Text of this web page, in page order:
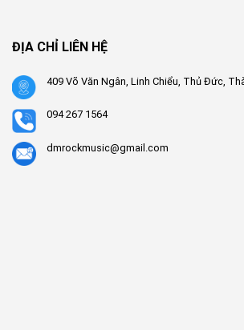
ĐỊA CHỈ LIÊN HỆ
409 Võ Văn Ngân, Linh Chiểu, Thủ Đức,
094 267 1564
dmrockmusic@gmail.com